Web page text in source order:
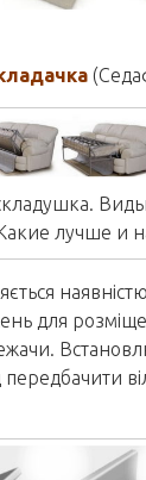
лучше и
для
передбачити